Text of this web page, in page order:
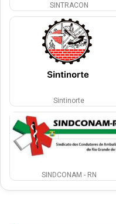
SINTRACON
Sintinorte
SINDCONAM - RN